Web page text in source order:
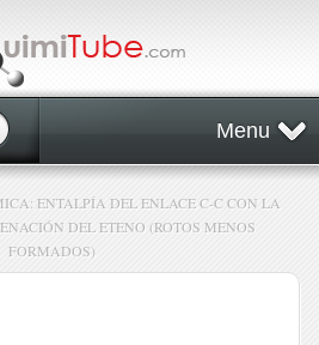
Menu
ENTALPÍA DEL ENLACE C-C CON LA
DEL ETENO (ROTOS MENOS
FORMADOS)